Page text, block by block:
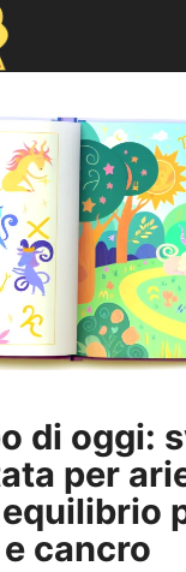
di oggi:
per
cancro